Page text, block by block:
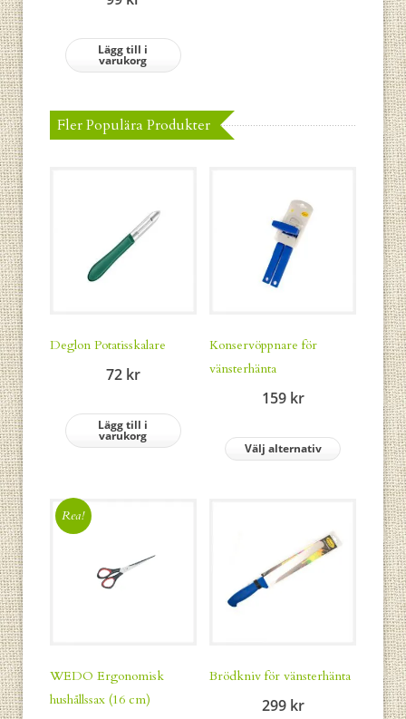
Lägg till i
varukorg
Fler Populära Produkter
Deglon Potatisskalare
72 kr
Lägg till i
varukorg
Konservöppnare för
vänsterhänta
159 kr
Välj alternativ
Rea!
WEDO Ergonomisk
hushållssax (16 cm)
Brödkniv för vänsterhänta
299 kr